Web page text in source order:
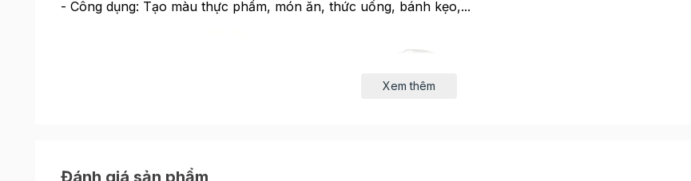
- Công dụng: Tạo màu thực phẩm, món ăn, thức uống, bánh kẹo,...
Xem thêm
Đánh giá sản phẩm